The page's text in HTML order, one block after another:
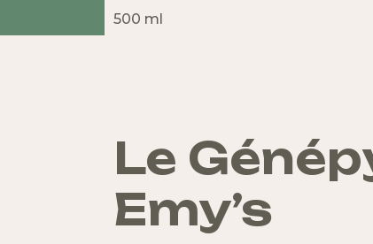
500 ml
Le
Emy’s